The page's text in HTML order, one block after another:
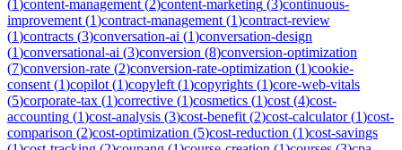
(1)content-management (2)content-marketing (3)continuous-
improvement (1)contract-management (1)contract-review
(1)contracts (3)conversation-ai (1)conversation-design
(1)conversational-ai (3)conversion (8)conversion-optimization
(7)conversion-rate (2)conversion-rate-optimization (1)cookie-
consent (1)copilot (1)copyleft (1)copyrights (1)core-web-vitals
(5)corporate-tax (1)corrective (1)cosmetics (1)cost (4)cost-
accounting (1)cost-analysis (3)cost-benefit (2)cost-calculator(1)cost-
comparison (2)cost-optimization (5)cost-reduction (1)cost-savings